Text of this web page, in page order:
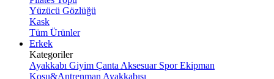
Yüzücü Gözlüğü
Kask
Tüm Ürünler
Erkek
Kategoriler
Ayakkabı Giyim Çanta Aksesuar Spor Ekipman
Koşu&Antrenman Ayakkabısı